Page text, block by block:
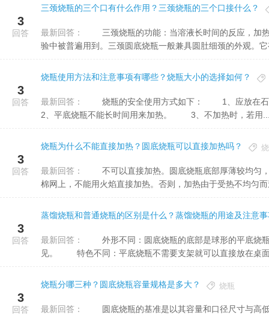
3
回答
三颈烧瓶的三个口有什么作用？三颈烧瓶的三个口接什么？
最新回答：
验中被普遍用到。三颈圆底烧瓶一般兼具圆肚细颈的外观。
3
回答
烧瓶使用方法和注意事项有哪些？烧瓶大小的选择如何？
最新回答：
2、平底烧瓶不能长时间用来加热。 3、不加热时，若用
3
回答
烧瓶为什么不能直接加热？圆底烧瓶可以直接加热吗？
最新回答：
棉网上，不能用火焰直接加热。否则，加热由于受热不均匀
3
回答
蒸馏烧瓶和普通烧瓶的区别是什么？蒸馏烧瓶的用途及注意
最新回答：
见。 特色不同：平底烧瓶不需要支架就可以直接放在桌
3
回答
烧瓶分哪三种？圆底烧瓶容量规格是多大？ 烧瓶
最新回答： 圆底烧瓶的基准是以其容量和口径尺寸与高